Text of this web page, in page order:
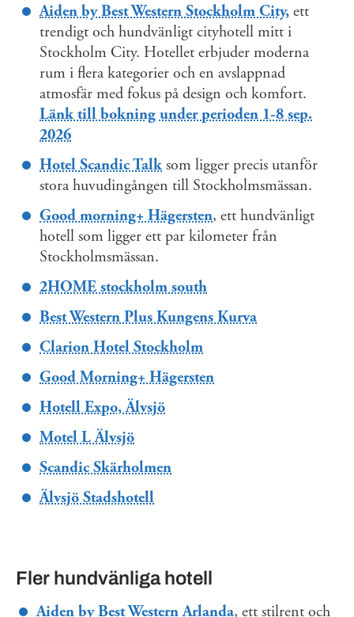
Aiden by Best Western Stockholm City, ett
trendigt och hundvänligt cityhotell mitt i
Stockholm City. Hotellet erbjuder moderna
rum i flera kategorier och en avslappnad
atmosfär med fokus på design och komfort.
Länk till bokning under perioden 1-8 sep.
2026
Hotel Scandic Talksom ligger precis utanför
stora huvudingången till Stockholmsmässan.
Good morning+ Hägersten, ett hundvänligt
hotell som ligger ett par kilometer från
Stockholmsmässan.
2HOME stockholm south
Best Western Plus Kungens Kurva
Clarion Hotel Stockholm
Good Morning+ Hägersten
Hotell Expo, Älvsjö
Motel L Älvsjö
Scandic Skärholmen
Älvsjö Stadshotell
Fler hundvänliga hotell
Aiden by Best Western Arlanda, ett stilrent och